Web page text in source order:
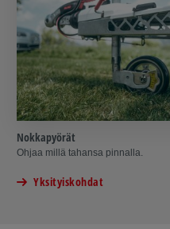
Nokkapyörät
Ohjaa millä tahansa pinnalla.
Yksityiskohdat